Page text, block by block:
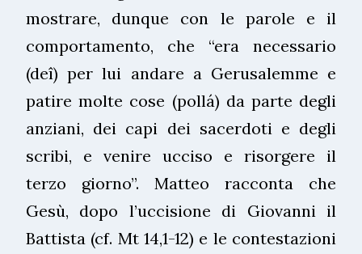
mostrare, dunque con le parole e il
comportamento, che “era necessario
(deî) per lui andare a Gerusalemme e
patire molte cose (pollá) da parte degli
anziani, dei capi dei sacerdoti e degli
scribi, e venire ucciso e risorgere il
terzo giorno”. Matteo racconta che
Gesù, dopo l’uccisione di Giovanni il
Battista (cf. Mt 14,1-12) e le contestazioni